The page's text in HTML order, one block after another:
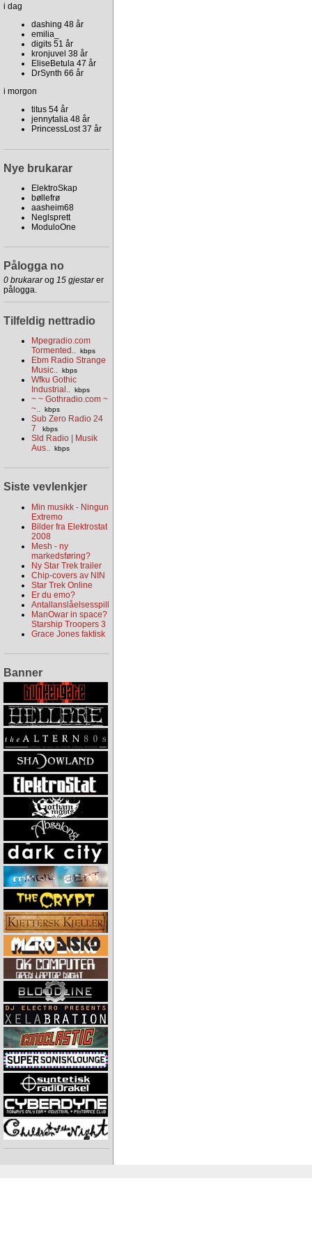
i dag
dashing 48 år
emilia_
digits 51 år
kronjuvel 38 år
EliseBetula 47 år
DrSynth 66 år
i morgon
titus 54 år
jennytalia 48 år
PrincessLost 37 år
Nye brukarar
ElektroSkap
bøllefrø
aasheim68
Neglsprett
ModuloOne
Pålogga no
0 brukararog 15 gjestarer
pålogga.
Tilfeldig nettradio
Mpegradio.com
Tormented.. kbps
Ebm Radio Strange
Music.. kbps
Wfku Gothic
Industrial.. kbps
~ ~ Gothradio.com ~
~.. kbps
Sub Zero Radio 24
7
kbps
Sld Radio | Musik
Aus.. kbps
Siste vevlenkjer
Min musikk - Ningun
Extremo
Bilder fra Elektrostat
2008
Mesh - ny
markedsføring?
Ny Star Trek trailer
Chip-covers av NIN
Star Trek Online
Er du emo?
Antallanslåelsesspill
ManOwar in space?
Starship Troopers 3
Grace Jones faktisk
Banner